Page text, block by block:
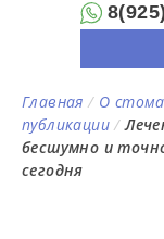
Главная / О
публикации /
бесшумно и
сегодня